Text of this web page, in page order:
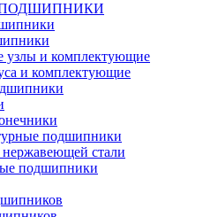
и комплектующие
и комплектующие
подшипники
стали
подшипники